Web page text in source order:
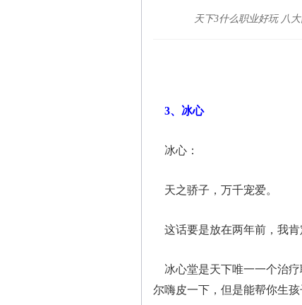
天下3什么职业好玩 八
3、冰心
冰心：
天之骄子，万千宠爱。
这话要是放在两年前，我肯
冰心堂是天下唯一一个治疗
尔嗨皮一下，但是能帮你生孩